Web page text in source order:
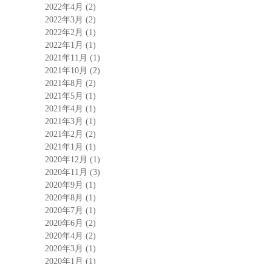
2022年4月 (2)
2022年3月 (2)
2022年2月 (1)
2022年1月 (1)
2021年11月 (1)
2021年10月 (2)
2021年8月 (2)
2021年5月 (1)
2021年4月 (1)
2021年3月 (1)
2021年2月 (2)
2021年1月 (1)
2020年12月 (1)
2020年11月 (3)
2020年9月 (1)
2020年8月 (1)
2020年7月 (1)
2020年6月 (2)
2020年4月 (2)
2020年3月 (1)
2020年1月 (1)